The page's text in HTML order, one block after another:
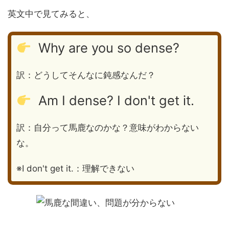
英文中で見てみると、
Why are you so dense?
訳：どうしてそんなに鈍感なんだ？
Am I dense? I don't get it.
訳：自分って馬鹿なのかな？意味がわからない
な。
※I don't get it.：理解できない